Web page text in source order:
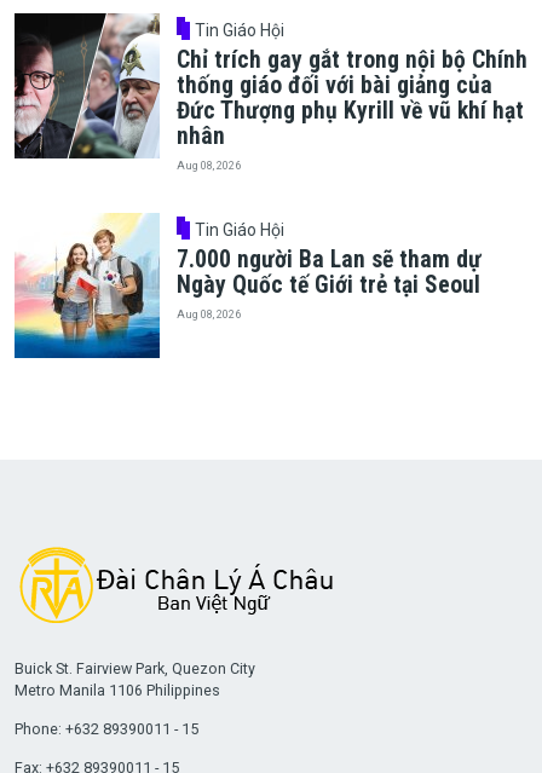
Tin Giáo Hội
Chỉ trích gay gắt trong nội bộ Chính
thống giáo đối với bài giảng của
Đức Thượng phụ Kyrill về vũ khí hạt
nhân
Aug 08, 2026
Tin Giáo Hội
7.000 người Ba Lan sẽ tham dự
Ngày Quốc tế Giới trẻ tại Seoul
Aug 08, 2026
Buick St. Fairview Park, Quezon City
Metro Manila 1106 Philippines
Phone: +632 89390011 - 15
Fax: +632 89390011 - 15